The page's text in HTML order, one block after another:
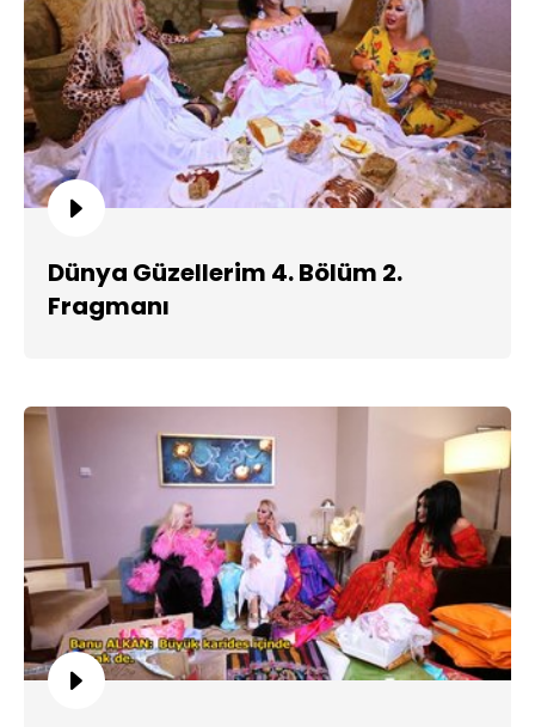
Dünya Güzellerim 4. Bölüm 2.
Fragmanı